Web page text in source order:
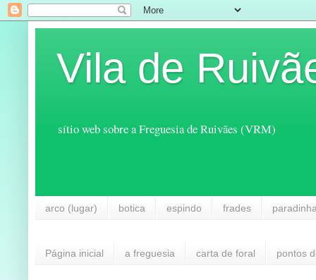
Vila de
sítio web sobre a Freguesia de Ruivães (VRM)
arco (lugar) botica espindo frades
Página inicial a freguesia carta de foral pontos